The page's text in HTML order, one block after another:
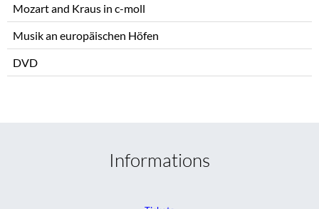
Mozart and Kraus in c-moll
Musik an europäischen Höfen
DVD
Informations